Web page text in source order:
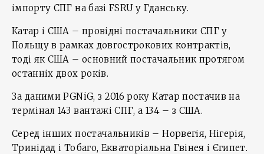
імпорту СПГ на базі FSRU у Гданську.
Катар і США – провідні постачальники СПГ у
Польщу в рамках довгострокових контрактів,
тоді як США – основний постачальник протягом
останніх двох років.
За даними PGNiG, з 2016 року Катар постачив на
термінал 143 вантажі СПГ, а 134 – з США.
Серед інших постачальників – Норвегія, Нігерія,
Тринідад і Тобаго, Екваторіальна Гвінея і Єгипет.